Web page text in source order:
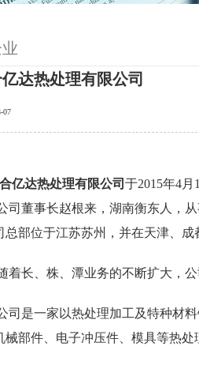
达热处理有限公司
07
亿达热处理有限公司 于2015年4
董事长赵根来，湖南衡东人，从
总部位于江苏苏州，并在天津、成
长、株、潭业务的不断扩大，公
是一家以热处理加工及特种材料
械部件、电子冲压件、模具等热